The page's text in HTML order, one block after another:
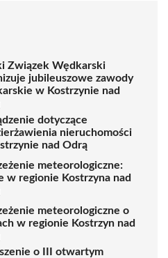
Związek Wędkarski
jubileuszowe zawody
w Kostrzynie nad
dotyczące
nieruchomości
nad Odrą
meteorologiczne:
w regionie Kostrzyna nad
meteorologiczne o
w regionie Kostrzyn nad
o III otwartym